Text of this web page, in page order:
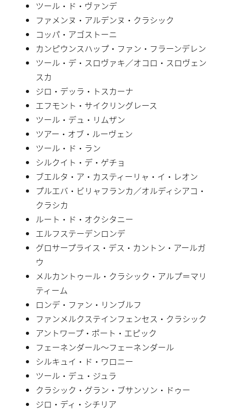
ツール・ド・ヴァンデ
ファメンヌ・アルデンヌ・クラシック
コッパ・アゴストーニ
カンピウンスハップ・ファン・フラーンデレン
ツール・デ・スロヴァキ／オコロ・スロヴェン
スカ
ジロ・デッラ・トスカーナ
エフモント・サイクリングレース
ツール・デュ・リムザン
ツアー・オブ・ルーヴェン
ツール・ド・ラン
シルクイト・デ・ゲチョ
ブエルタ・ア・カスティーリャ・イ・レオン
プルエバ・ビリャフランカ／オルディシアコ・
クラシカ
ルート・ド・オクシタニー
エルフステーデンロンデ
グロサープライス・デス・カントン・アールガ
ウ
メルカントゥール・クラシック・アルプ＝マリ
ティーム
ロンデ・ファン・リンブルフ
ファンメルクステインフェンセス・クラシック
アントワープ・ポート・エピック
フェーネンダール〜フェーネンダール
シルキュイ・ド・ワロニー
ツール・デュ・ジュラ
クラシック・グラン・ブサンソン・ドゥー
ジロ・ディ・シチリア